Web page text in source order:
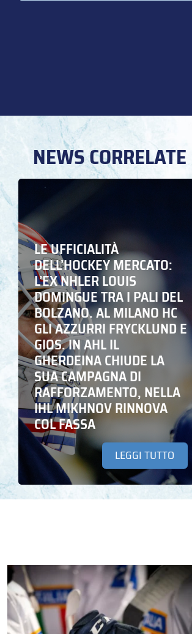
NEWS CORRELATE
LE UFFICIALITÀ
DELL’HOCKEY MERCATO:
L’EX NHLER LOUIS
DOMINGUE TRA I PALI DEL
BOLZANO. AL MILANO HC
GLI AZZURRI FRYCKLUND E
GIOS. IN AHL IL
GHERDEINA CHIUDE LA
SUA CAMPAGNA DI
RAFFORZAMENTO, NELLA
IHL MIKHNOV RINNOVA
COL FASSA
LEGGI TUTTO